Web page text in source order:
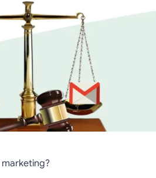
marketing?